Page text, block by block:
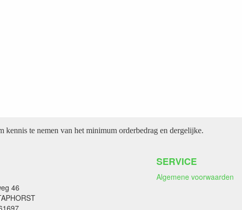
kennis te nemen van het minimum orderbedrag en dergelijke.
46
SERVICE
Algemene voorwaarden